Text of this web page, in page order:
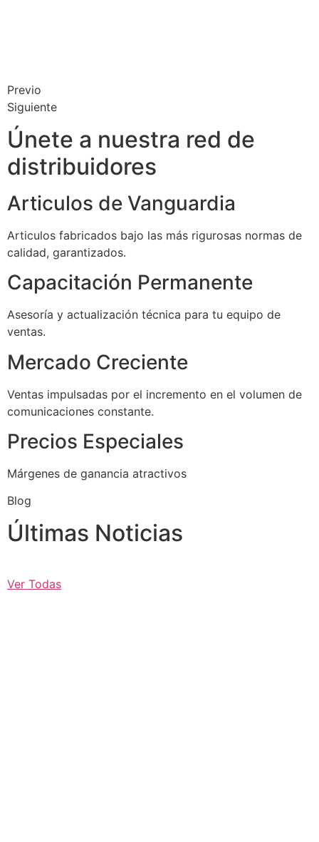
Previo
Siguiente
Únete a nuestra red de
distribuidores
Articulos de Vanguardia
Articulos fabricados bajo las más rigurosas normas de
calidad, garantizados.
Capacitación Permanente
Asesoría y actualización técnica para tu equipo de
ventas.
Mercado Creciente
Ventas impulsadas por el incremento en el volumen de
comunicaciones constante.
Precios Especiales
Márgenes de ganancia atractivos
Blog
Últimas Noticias
Ver Todas